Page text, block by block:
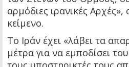
αρμόδιες ιρανικές Αρχές»,
κείμενο.
Το Ιράν έχει «λάβει τα
μέτρα για να εμποδίσει